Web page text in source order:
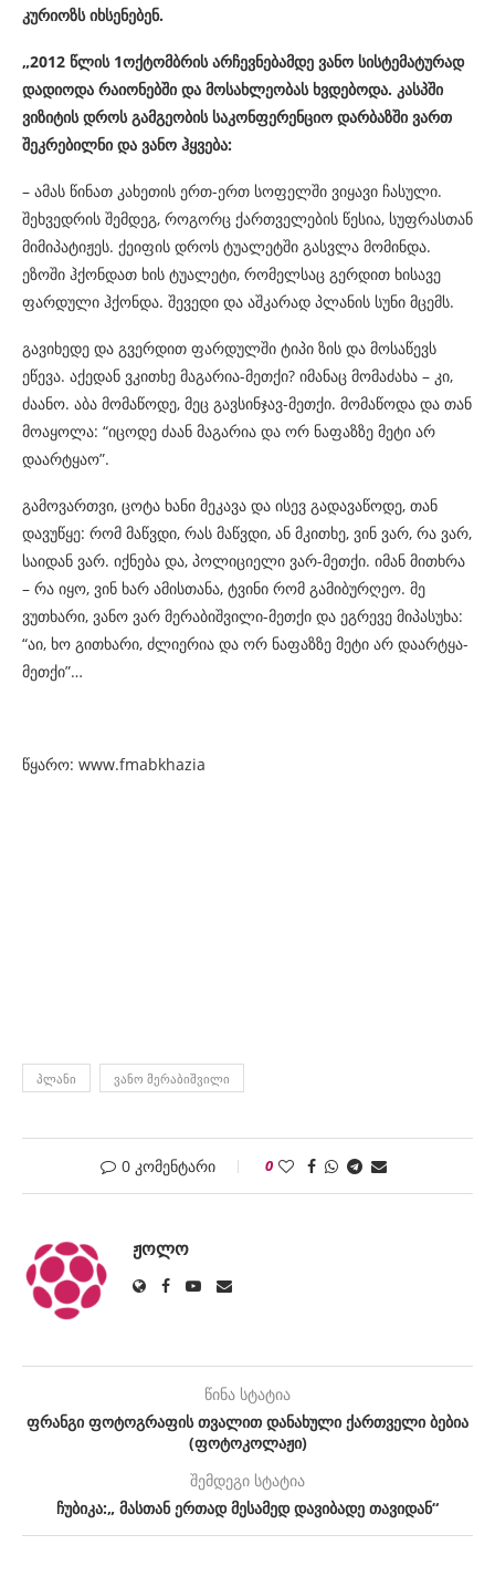
კურიოზს იხსენებენ.
„2012 წლის1ოქტომბრის არჩევნებამდე ვანო სისტემატურად
დადიოდა რაიონებში და მოსახლეობას ხვდებოდა. კასპში
ვიზიტის დროს გამგეობის საკონფერენციო დარბაზში ვართ
შეკრებილნი და ვანო ჰყვება:
– ამას წინათ კახეთის ერთ-ერთ სოფელში ვიყავი ჩასული.
შეხვედრის შემდეგ, როგორც ქართველების წესია, სუფრასთან
მიმიპატიჟეს. ქეიფის დროს ტუალეტში გასვლა მომინდა.
ეზოში ჰქონდათ ხის ტუალეტი, რომელსაც გერდით ხისავე
ფარდული ჰქონდა. შევედი და აშკარად პლანის სუნი მცემს.
გავიხედე და გვერდით ფარდულში ტიპი ზის და მოსაწევს
ეწევა. აქედან ვკითხე მაგარია-მეთქი? იმანაც მომაძახა – კი,
ძაანო. აბა მომაწოდე, მეც გავსინჯავ-მეთქი. მომაწოდა და თან
მოაყოლა: “იცოდე ძაან მაგარია და ორ ნაფაზზე მეტი არ
დაარტყაო”.
გამოვართვი, ცოტა ხანი მეკავა და ისევ გადავაწოდე, თან
დავუწყე: რომ მაწვდი, რას მაწვდი, ან მკითხე, ვინ ვარ, რა ვარ,
საიდან ვარ. იქნება და, პოლიციელი ვარ-მეთქი. იმან მითხრა
– რა იყო, ვინ ხარ ამისთანა, ტვინი რომ გამიბურღეო. მე
ვუთხარი, ვანო ვარ მერაბიშვილი-მეთქი და ეგრევე მიპასუხა:
“აი, ხო გითხარი, ძლიერია და ორ ნაფაზზე მეტი არ დაარტყა-
მეთქი”…
წყარო: www.fmabkhazia
ᲞᲚᲐᲜᲘ ᲕᲐᲜᲝ ᲛᲔᲠᲐᲑᲘᲨᲕᲘᲚᲘ
0 კომენტარი 0
ᲟᲝᲚᲝ
წინა სტატია
ფრანგი ფოტოგრაფის თვალით დანახული ქართველი ბებია
(ფოტოკოლაჟი)
შემდეგი სტატია
ჩუბიკა:„ მასთან ერთად მესამედ დავიბადე თავიდან“